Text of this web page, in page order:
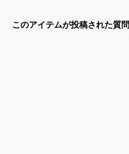
このアイテムが投稿された質問